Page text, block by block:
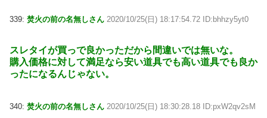
339: 焚火の前の名無しさん 2020/10/25(日) 18:17:54.72 ID:bhhzy5yt0
スレタイが買っで良かっただから間違いでは無いな。
購入価格に対して満足なら安い道具でも高い道具でも良か
ったになるんじゃない。
340: 焚火の前の名無しさん 2020/10/25(日) 18:30:28.18 ID:pxW2qv2sM